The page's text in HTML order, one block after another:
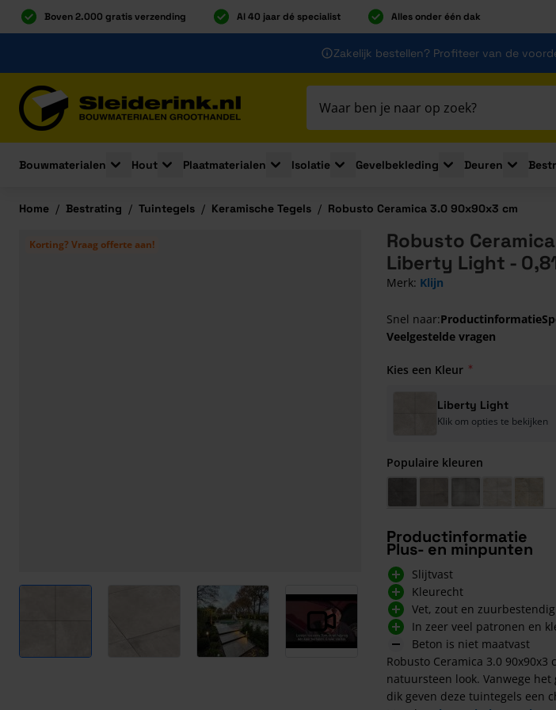
Boven 2.000 gratis verzending Al 40 jaar dé specialist Alles onder één dak
Zakelijk bestellen? Profiteer van de
Bouwmaterialen
Toggle submenu for Bouwmaterialen
Hout
Toggle submenu for Hout
Plaatmaterialen
Toggle submenu for Plaatmaterialen
Isolatie
Toggle submenu for Isolatie
Gevelbekleding
Toggle submenu for
Deuren
Toggle
Home / Bestrating / Tuintegels / Keramische Tegels / Robusto Ceramica 3.0 90x90x3 cm
Korting? Vraag offerte aan!
View larger imageView larger imageView larger image
Robusto
Liberty Light -
Merk: Klijn
Snel naar:Productinformatie
Veelgestelde vragen
Kies een Kleur
Liberty Light
Klik om opties te bekijken
Populaire kleuren
Productinformatie
Plus- en minpunten
Slijtvast
Kleurecht
Vet, zout en zuurbestendig
In zeer veel patronen en
Beton is niet maatvast
Robusto Ceramica 3.0
natuursteen look. Vanwege
dik geven deze tuintegels een